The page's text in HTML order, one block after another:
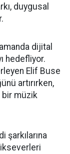
duygusal
dijital
hedefliyor.
Elif Buse
artırırken,
bir müzik
şarkılarına